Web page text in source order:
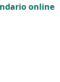
online